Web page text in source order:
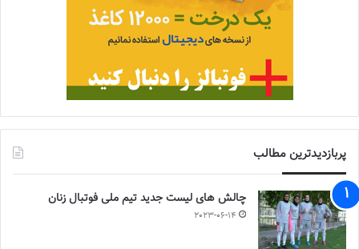
پربازدیدترین مطالب
چالش هاى ليست جدید تيم ملى فوتبال زنان
2023-06-14